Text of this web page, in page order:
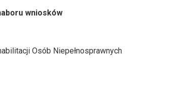
wniosków
Osób Niepełnosprawnych